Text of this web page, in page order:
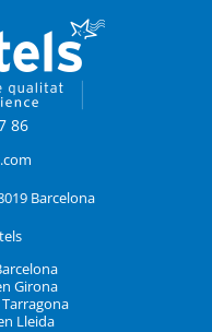
86
Barcelona
Girona
Lleida